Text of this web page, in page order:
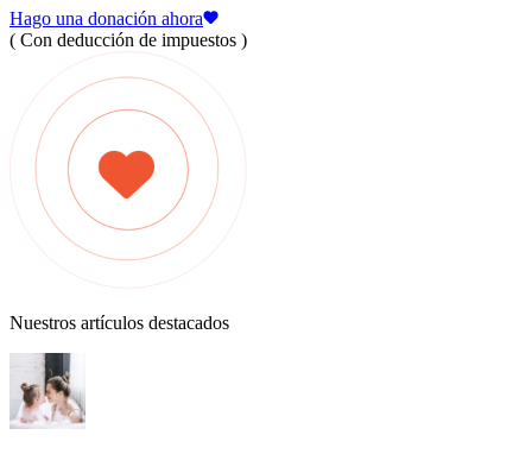
Hago una donación ahora
( Con deducción de impuestos )
Nuestros artículos destacados